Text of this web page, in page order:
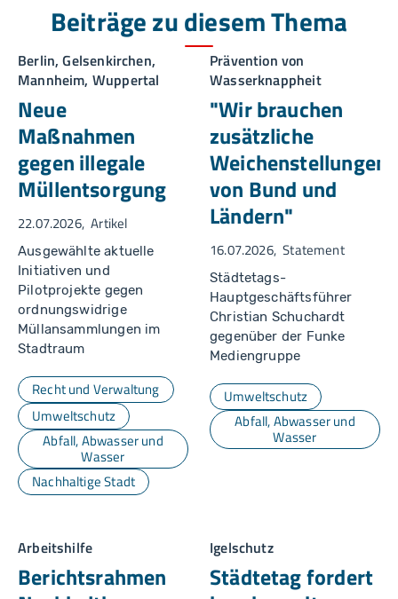
Beiträge zu diesem Thema
Berlin, Gelsenkirchen,
Mannheim, Wuppertal
Neue
Maßnahmen
gegen illegale
Müllentsorgung
22.07.2026 Artikel
Ausgewählte aktuelle
Initiativen und
Pilotprojekte gegen
ordnungswidrige
Müllansammlungen im
Stadtraum
Recht und Verwaltung
Umweltschutz
Abfall, Abwasser und
Wasser
Nachhaltige Stadt
Prävention von
Wasserknappheit
"Wir brauchen
zusätzliche
Weichenstellungen
von Bund und
Ländern"
16.07.2026 Statement
Städtetags-
Hauptgeschäftsführer
Christian Schuchardt
gegenüber der Funke
Mediengruppe
Umweltschutz
Abfall, Abwasser und
Wasser
Arbeitshilfe
Berichtsrahmen
Igelschutz
Städtetag fordert